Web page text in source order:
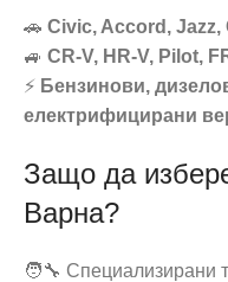
🚗 Civic, Accord, Jazz,
🚙 CR-V, HR-V, Pilot,
⚡ Бензинови,
електрифицирани
Защо да
Варна?
🧑‍🔧 Специализирани